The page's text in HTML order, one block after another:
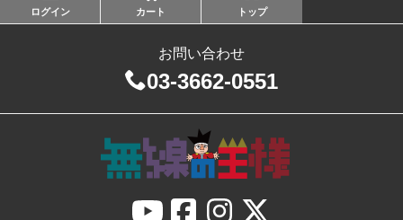
ログイン カート トップ
お問い合わせ
03-3662-0551